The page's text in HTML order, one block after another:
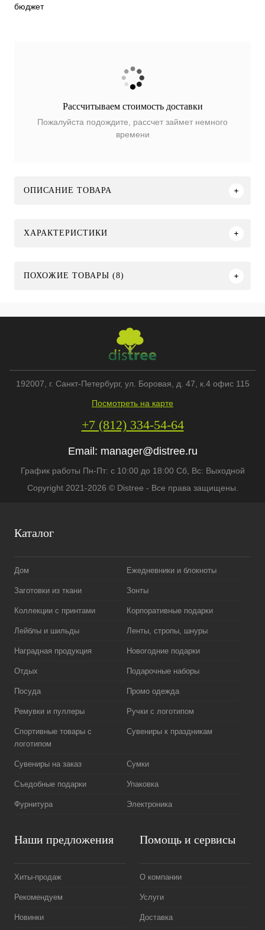
бюджет
Рассчитываем стоимость доставки
Пожалуйста подождите, рассчет займет немного
времени
ОПИСАНИЕ ТОВАРА
ХАРАКТЕРИСТИКИ
ПОХОЖИЕ ТОВАРЫ (8)
Каталог
Дом Ежедневники и блокноты
Заготовки из ткани Зонты
Коллекции с принтами Корпоративные подарки
Лейблы и шильды Ленты, стропы, шнуры
Наградная продукция Новогодние подарки
Отдых Подарочные наборы
Посуда Промо одежда
Ремувки и пуллеры Ручки с логотипом
Спортивные товары с
логотипом
Сувениры к праздникам
Сувениры на заказ Сумки
Съедобные подарки Упаковка
Фурнитура Электроника
Наши предложения
Хиты-продаж
Рекомендуем
Новинки
Помощь и сервисы
О компании
Услуги
Доставка
192007 , г. Санкт-Петербург, ул. Боровая, д. 47, к.4 офис 115
Посмотреть на карте
+7 (812) 334-54-64
Email: manager@distree.ru
График работы Пн-Пт: с 10:00 до 18:00 Сб, Вс: Выходной
Copyright 2021-2026 © Distree - Все права защищены.